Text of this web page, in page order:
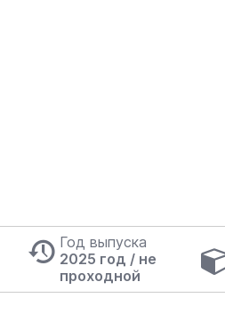
Год выпуска
2025 год / не
проходной